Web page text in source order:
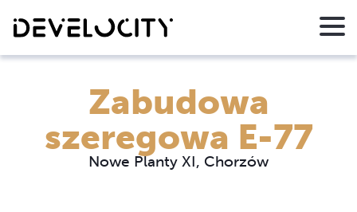
Zabudowa
szeregowa E-77
Nowe Planty XI, Chorzów